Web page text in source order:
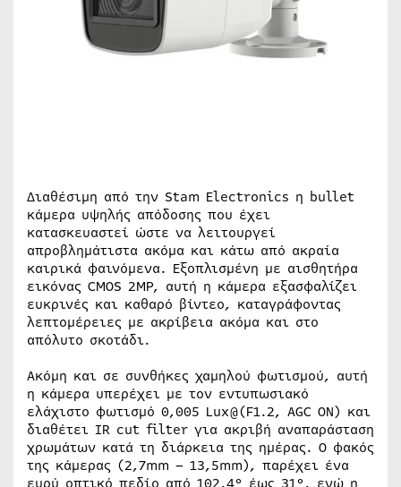
Διαθέσιμη από την Stam Electronics η bullet
κάμερα υψηλής απόδοσης που έχει
κατασκευαστεί ώστε να λειτουργεί
απροβλημάτιστα ακόμα και κάτω από ακραία
καιρικά φαινόμενα. Εξοπλισμένη με αισθητήρα
εικόνας CMOS 2MP, αυτή η κάμερα εξασφαλίζει
ευκρινές και καθαρό βίντεο, καταγράφοντας
λεπτομέρειες με ακρίβεια ακόμα και στο
απόλυτο σκοτάδι.
Ακόμη και σε συνθήκες χαμηλού φωτισμού, αυτή
η κάμερα υπερέχει με τον εντυπωσιακό
ελάχιστο φωτισμό 0,005 Lux@(F1.2, AGC ON) και
διαθέτει IR cut filter για ακριβή αναπαράσταση
χρωμάτων κατά τη διάρκεια της ημέρας. Ο φακός
της κάμερας (2,7mm – 13,5mm), παρέχει ένα